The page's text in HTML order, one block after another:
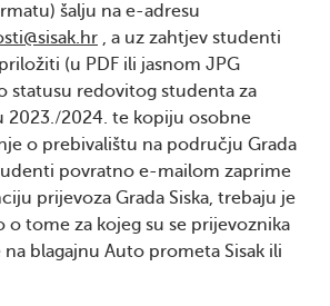
šalju na e-adresu
, a uz zahtjev studenti
(u PDF ili jasnom JPG
statusu redovitog studenta za
2023./2024. te kopiju osobne
o prebivalištu na području Grada
povratno e-mailom zaprime
prijevoza Grada Siska, trebaju je
o tome za kojeg su se prijevoznika
blagajnu Auto prometa Sisak ili